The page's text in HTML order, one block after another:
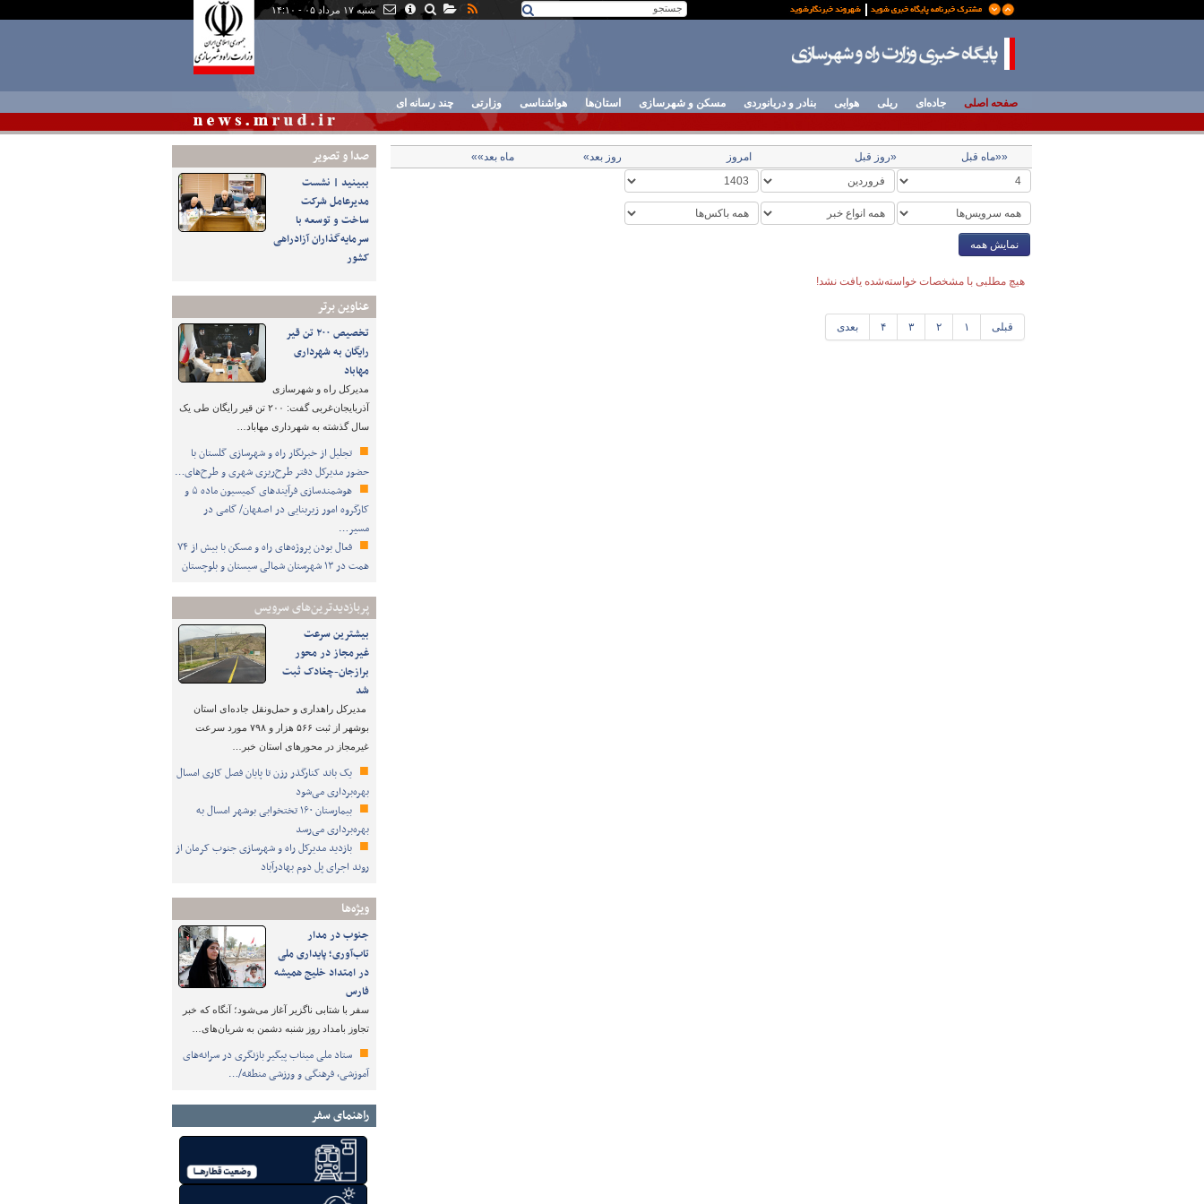
شنبه ۱۷ مرداد ۰۵ - ۱۴:۱۰
صفحه اصلی جاده‌ای ریلی هوایی بنادر و دریانوردی مسکن و شهرسازی استان‌ها هواشناسی وزارتی چند رسانه ای
صدا و تصوير
ببینید | نشست
مدیرعامل شرکت
ساخت و توسعه با
سرمایه‌گذاران آزادراهی
کشور
عناوین برتر
تخصیص ۲۰۰ تن قیر
رایگان به شهرداری‌
مهاباد
مدیرکل راه و شهرسازی
آذربایجان‌غربی گفت: ۲۰۰ تن قیر رایگان طی یک
سال گذشته به شهرداری‌ مهاباد…
تجلیل از خبرنگار راه و شهرسازی گلستان با
حضور مدیرکل دفتر طرح‌ریزی شهری و طرح‌های…
هوشمندسازی فرآیندهای کمیسیون ماده ۵ و
کارگروه امور زیربنایی در اصفهان/ گامی در
مسیر…
فعال بودن پروژه‌های راه و مسکن با بیش از ۷۴
همت در ۱۳ شهرستان شمالی سیستان و بلوچستان
پربازدیدترین‌های سرویس
بیشترین سرعت
غیرمجاز در محور
برازجان-چغادک ثبت
شد
مدیرکل راهداری و حمل‌ونقل جاده‌ای استان
بوشهر از ثبت ۵۶۶ هزار و ۷۹۸ مورد سرعت
غیرمجاز در محورهای استان خبر…
یک باند کنارگذر رزن تا پایان فصل کاری امسال
بهره‌برداری می‌شود
بیمارستان ۱۶۰ تختخوابی بوشهر امسال به
بهره‌برداری می‌رسد
بازدید مدیرکل راه و شهرسازی جنوب کرمان از
روند اجرای پل دوم بهادرآباد
ویژه‌ها
جنوب در مدار
تاب‌آوری؛ پایداری ملی
در امتداد خلیج همیشه
فارس
سفر با شتابی ناگزیر آغاز می‌شود؛ آنگاه که خبر
تجاوز بامداد روز شنبه دشمن به شریان‌های…
ستاد ملی میناب پیگیر بازنگری در سرانه‌های
آموزشی، فرهنگی و ورزشی منطقه/…
راهنمای سفر
««ماه قبل «روز قبل امروز روز بعد» ماه بعد»»
نمایش همه
هیچ مطلبی با مشخصات خواسته‌شده یافت نشد!
قبلی ۱ ۲ ۳ ۴ بعدی